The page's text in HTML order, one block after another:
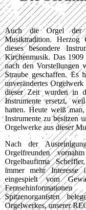
Auch die Orgel der
Musiktradition. Herzog
dieses besondere
Kirchenmusik. Das
nach den Vorstellungen
Straube geschaffen. Es
unverändertes
dieser Zeit wurden in
Instrumente ersetzt,
hatten. Heute weiß
Instrumente zu besitzen
Orgelwerke aus dieser
Nach der
Orgelfreunden
Orgelbaufirma
immer mehr Interesse
eingespielt vom
Spitzenorganisten
Orgelwerkes, unserer